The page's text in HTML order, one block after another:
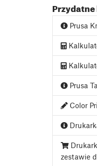
Prusa
Prusa
Color
zestawie